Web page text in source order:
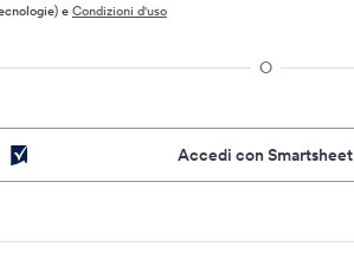
eCondizioni d'uso
O
Accedi con Smartsheet